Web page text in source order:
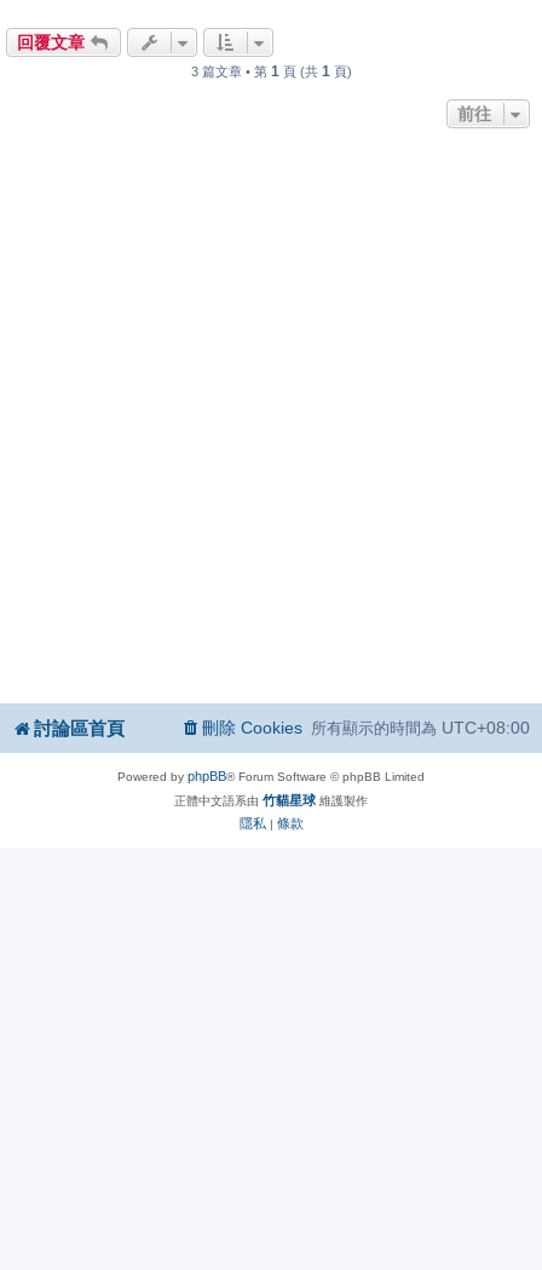
回覆文章
3 篇文章 • 第 1 頁 (共 1 頁)
前往
討論區首頁 所有顯示的時間為 UTC+08:00
刪除 Cookies
Powered by phpBB® Forum Software © phpBB Limited
正體中文語系由 竹貓星球 維護製作
隱私 | 條款